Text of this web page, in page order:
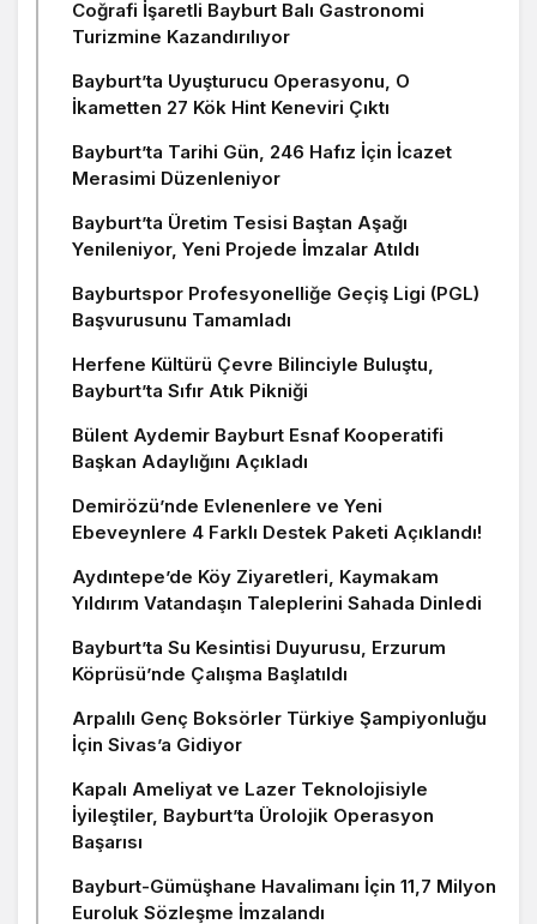
Coğrafi İşaretli Bayburt Balı Gastronomi
Turizmine Kazandırılıyor
Bayburt’ta Uyuşturucu Operasyonu, O
İkametten 27 Kök Hint Keneviri Çıktı
Bayburt’ta Tarihi Gün, 246 Hafız İçin İcazet
Merasimi Düzenleniyor
Bayburt’ta Üretim Tesisi Baştan Aşağı
Yenileniyor, Yeni Projede İmzalar Atıldı
Bayburtspor Profesyonelliğe Geçiş Ligi (PGL)
Başvurusunu Tamamladı
Herfene Kültürü Çevre Bilinciyle Buluştu,
Bayburt’ta Sıfır Atık Pikniği
Bülent Aydemir Bayburt Esnaf Kooperatifi
Başkan Adaylığını Açıkladı
Demirözü’nde Evlenenlere ve Yeni
Ebeveynlere 4 Farklı Destek Paketi Açıklandı!
Aydıntepe’de Köy Ziyaretleri, Kaymakam
Yıldırım Vatandaşın Taleplerini Sahada Dinledi
Bayburt’ta Su Kesintisi Duyurusu, Erzurum
Köprüsü’nde Çalışma Başlatıldı
Arpalılı Genç Boksörler Türkiye Şampiyonluğu
İçin Sivas’a Gidiyor
Kapalı Ameliyat ve Lazer Teknolojisiyle
İyileştiler, Bayburt’ta Ürolojik Operasyon
Başarısı
Bayburt-Gümüşhane Havalimanı İçin 11,7 Milyon
Euroluk Sözleşme İmzalandı